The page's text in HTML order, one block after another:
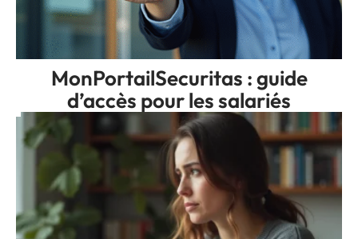
MonPortailSecuritas : guide
d’accès pour les salariés